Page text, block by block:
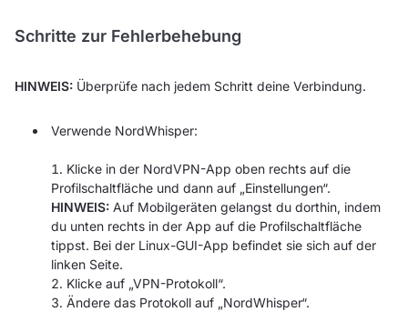
Schritte zur Fehlerbehebung
HINWEIS: Überprüfe nach jedem Schritt deine Verbindung.
Verwende NordWhisper:
Klicke in der NordVPN-App oben rechts auf die
Profilschaltfläche und dann auf „Einstellungen“.
HINWEIS: Auf Mobilgeräten gelangst du dorthin, indem
du unten rechts in der App auf die Profilschaltfläche
tippst. Bei der Linux-GUI-App befindet sie sich auf der
linken Seite.
Klicke auf „VPN-Protokoll“.
Ändere das Protokoll auf „NordWhisper“.